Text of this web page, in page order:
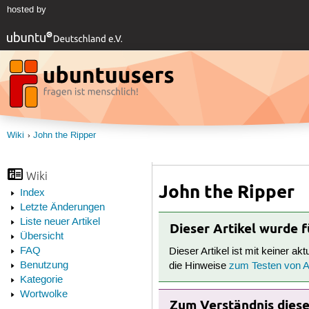
hosted by
Wiki John the Ripper
Wiki
Index
Letzte Änderungen
Liste neuer Artikel
Übersicht
FAQ
Benutzung
Kategorie
Wortwolke
John the Ripper
Dieser Artikel wurde
Dieser Artikel ist mit keiner
die Hinweisezum Testen von
Zum Verständnis